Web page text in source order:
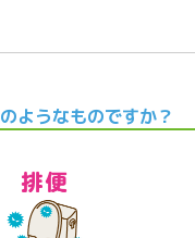
ようなものですか？